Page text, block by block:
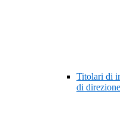
Titolari di
di